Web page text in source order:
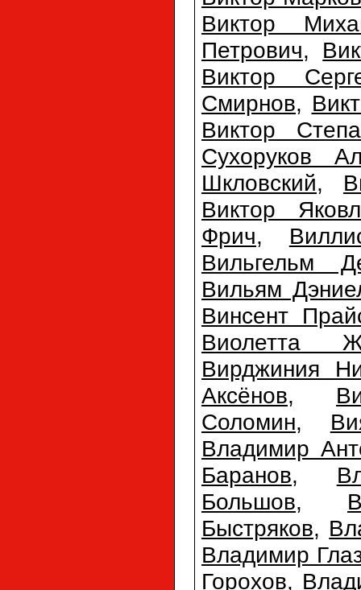
Виктор
Петрович,
Виктор
Смирнов,
Виктор
Сухоруков
Шкловский,
Виктор
Фрич,
Вильгельм
Вильям
Винсент
Виолетта
Вирджиния
Аксёнов,
Соломин,
Владимир
Баранов,
Большов,
Быстряков,
Владимир
Горохов,